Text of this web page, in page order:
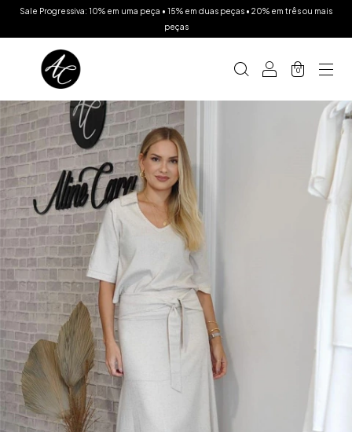
Sale Progressiva: 10% em uma peça • 15% em duas peças • 20% em três ou mais
peças
0